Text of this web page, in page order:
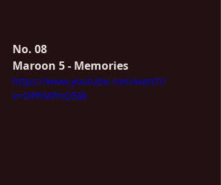
No. 08
Maroon 5 - Memories
https://www.youtube.com/watch?
v=SlPhMPnQ58k